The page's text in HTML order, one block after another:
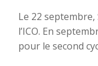
Le 22
l’ICO. En
pour le second